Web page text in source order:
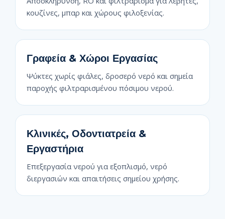
κουζίνες, μπαρ και χώρους φιλοξενίας.
Γραφεία & Χώροι Εργασίας
Ψύκτες χωρίς φιάλες, δροσερό νερό και σημεία
παροχής φιλτραρισμένου πόσιμου νερού.
Κλινικές, Οδοντιατρεία &
Εργαστήρια
Επεξεργασία νερού για εξοπλισμό, νερό
διεργασιών και απαιτήσεις σημείου χρήσης.